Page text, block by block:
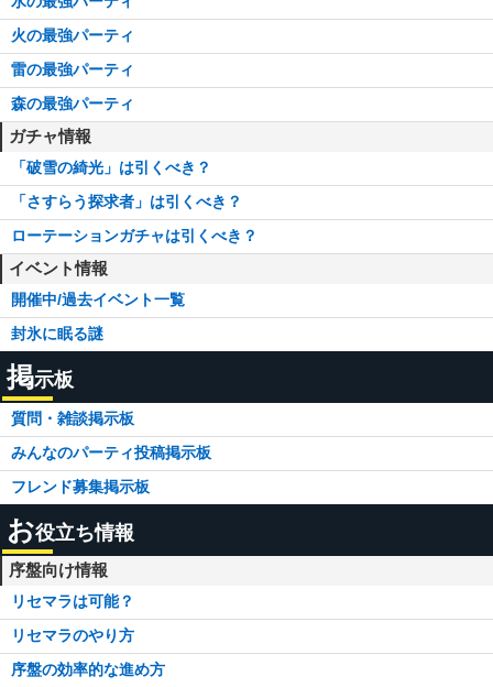
火の最強パーティ
雷の最強パーティ
森の最強パーティ
ガチャ情報
「破雪の綺光」は引くべき？
「さすらう探求者」は引くべき？
ローテーションガチャは引くべき？
イベント情報
開催中/過去イベント一覧
封氷に眠る謎
掲示板
質問・雑談掲示板
みんなのパーティ投稿掲示板
フレンド募集掲示板
お役立ち情報
序盤向け情報
リセマラは可能？
リセマラのやり方
序盤の効率的な進め方